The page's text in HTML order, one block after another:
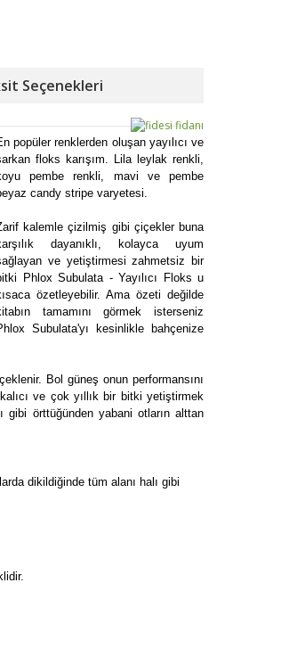
Seçenekleri
popüler renklerden oluşan yayılıcı ve
floks karışım. Lila leylak renkli,
pembe renkli, mavi ve pembe
candy stripe varyetesi.
kalemle çizilmiş gibi çiçekler buna
dayanıklı, kolayca uyum
ve yetiştirmesi zahmetsiz bir
Phlox Subulata - Yayılıcı Floks u
özetleyebilir. Ama özeti değilde
tamamını görmek isterseniz
Subulata'yı kesinlikle bahçenize
Bol güneş onun performansını
ve çok yıllık bir bitki yetiştirmek
gibi örttüğünden yabani otların alttan
dikildiğinde tüm alanı halı gibi